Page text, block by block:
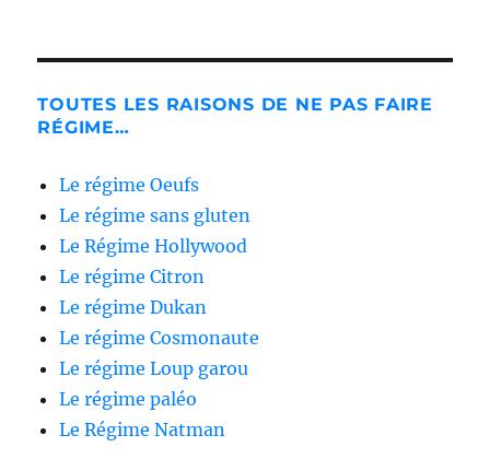
TOUTES LES RAISONS DE NE PAS FAIRE
RÉGIME…
Le régime Oeufs
Le régime sans gluten
Le Régime Hollywood
Le régime Citron
Le régime Dukan
Le régime Cosmonaute
Le régime Loup garou
Le régime paléo
Le Régime Natman